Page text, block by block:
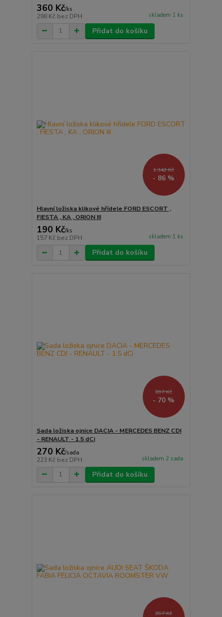
360 Kč/ks
298 Kč bez DPH skladem 1 ks
Přidat do košíku
1 342 Kč
- 86 %
Hlavní ložiska klikové hřídele FORD ESCORT ,
FIESTA , KA , ORION III
190 Kč/ks
157 Kč bez DPH skladem 1 ks
Přidat do košíku
897 Kč
- 70 %
Sada ložiska ojnice DACIA - MERCEDES BENZ CDI
- RENAULT - 1.5 dCi
270 Kč/sada
223 Kč bez DPH skladem 2 sada
Přidat do košíku
897 Kč